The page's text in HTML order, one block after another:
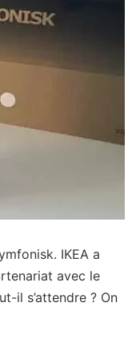
IKEA a
avec le
il s’attendre ? On